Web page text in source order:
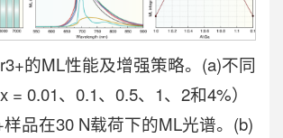
的ML性能及增强策略。(a)不同
= 0.01、0.1、0.5、1、2和4%）
品在30 N载荷下的ML光谱。(b)